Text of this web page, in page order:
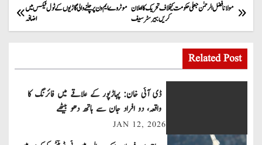
P
o
s
t
a
موٹر وے ایم ون پر چلنے والی گاڑیوں کے ٹول ٹیکس میں
اضافہ
مولانا فضل الرحمٰن جعلی حکومت کیخلاف تحریک کا اعلان
کریں: بیرسٹر سیف
Related Post
ڈی آئی خان: پہاڑپور کے علاقے میں فائرنگ کا
واقعہ، دو افراد جان سے ہاتھ دھو بیٹھے
JAN 12, 2026